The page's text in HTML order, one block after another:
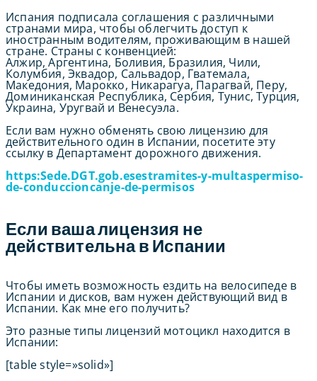
Испания подписала соглашения с различными
странами мира, чтобы облегчить доступ к
иностранным водителям, проживающим в нашей
стране. Страны с конвенцией:
Алжир, Аргентина, Боливия, Бразилия, Чили,
Колумбия, Эквадор, Сальвадор, Гватемала,
Македония, Марокко, Никарагуа, Парагвай, Перу,
Доминиканская Республика, Сербия, Тунис, Турция,
Украина, Уругвай и Венесуэла.
Если вам нужно обменять свою лицензию для
действительного один в Испании, посетите эту
ссылку в Департамент дорожного движения.
https:Sede.DGT.gob.esestramites-y-multaspermiso-
de-conduccioncanje-de-permisos
Если ваша лицензия не
действительна в Испании
Чтобы иметь возможность ездить на велосипеде в
Испании и дисков, вам нужен действующий вид в
Испании. Как мне его получить?
Это разные типы лицензий мотоцикл находится в
Испании:
[table style=»solid»]